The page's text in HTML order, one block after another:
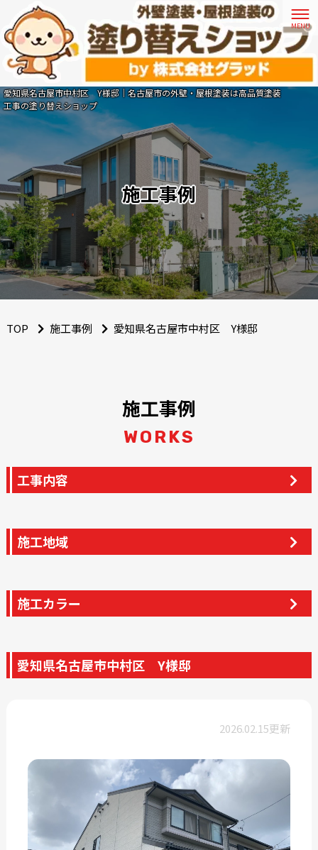
愛知県名古屋市中村区 Y様邸｜名古屋市の外壁・屋根塗装は高品質塗装
工事の塗り替えショップ
施工事例
TOP 施工事例 愛知県名古屋市中村区 Y様邸
施工事例
WORKS
工事内容
施工地域
施工カラー
愛知県名古屋市中村区 Y様邸
2026.02.15更新